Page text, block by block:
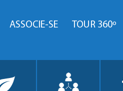
ASSOCIE-SE TOUR 360º